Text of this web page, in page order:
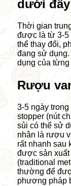
dưới
Thời gian
được là từ 3-5
thể thay đổi,
đang sử
dụng của
Rượu
3-5 ngày
stopper (nút
sủi có thể sử
nhân là rượu
rất nhanh sau
được sản xuất
(traditional
thường để
phương pháp